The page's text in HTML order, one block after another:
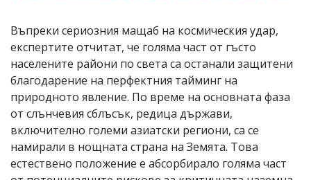
Въпреки сериозния мащаб на космическия удар,
експертите отчитат, че голяма част от гъсто
населените райони по света са останали защитени
благодарение на перфектния тайминг на
природното явление. По време на основната фаза
от слънчевия сблъсък, редица държави,
включително големи азиатски региони, са се
намирали в нощната страна на Земята. Това
естествено положение е абсорбирало голяма част